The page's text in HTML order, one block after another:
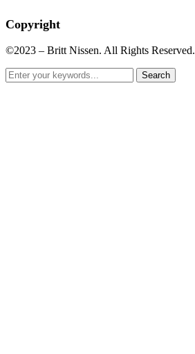
Copyright
©2023 – Britt Nissen. All Rights Reserved.